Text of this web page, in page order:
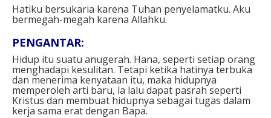
Hatiku bersukaria karena Tuhan penyelamatku. Aku
bermegah-megah karena Allahku.
PENGANTAR:
Hidup itu suatu anugerah. Hana, seperti setiap orang
menghadapi kesulitan. Tetapi ketika hatinya terbuka
dan menerima kenyataan itu, maka hidupnya
memperoleh arti baru, la lalu dapat pasrah seperti
Kristus dan membuat hidupnya sebagai tugas dalam
kerja sama erat dengan Bapa.